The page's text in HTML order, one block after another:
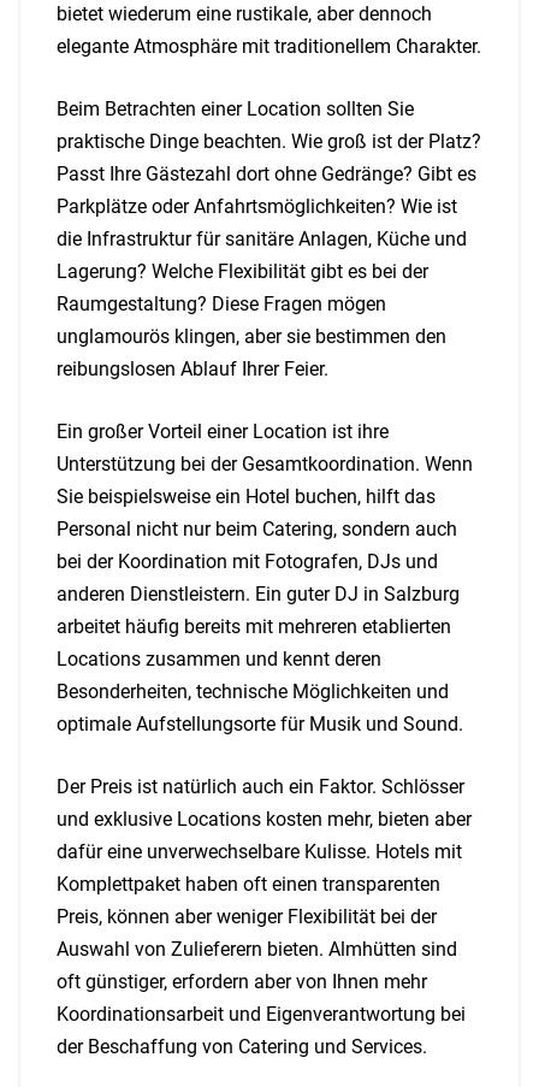
bietet wiederum eine rustikale, aber dennoch
elegante Atmosphäre mit traditionellem Charakter.
Beim Betrachten einer Location sollten Sie
praktische Dinge beachten. Wie groß ist der Platz?
Passt Ihre Gästezahl dort ohne Gedränge? Gibt es
Parkplätze oder Anfahrtsmöglichkeiten? Wie ist
die Infrastruktur für sanitäre Anlagen, Küche und
Lagerung? Welche Flexibilität gibt es bei der
Raumgestaltung? Diese Fragen mögen
unglamourös klingen, aber sie bestimmen den
reibungslosen Ablauf Ihrer Feier.
Ein großer Vorteil einer Location ist ihre
Unterstützung bei der Gesamtkoordination. Wenn
Sie beispielsweise ein Hotel buchen, hilft das
Personal nicht nur beim Catering, sondern auch
bei der Koordination mit Fotografen, DJs und
anderen Dienstleistern. Ein guter DJ in Salzburg
arbeitet häufig bereits mit mehreren etablierten
Locations zusammen und kennt deren
Besonderheiten, technische Möglichkeiten und
optimale Aufstellungsorte für Musik und Sound.
Der Preis ist natürlich auch ein Faktor. Schlösser
und exklusive Locations kosten mehr, bieten aber
dafür eine unverwechselbare Kulisse. Hotels mit
Komplettpaket haben oft einen transparenten
Preis, können aber weniger Flexibilität bei der
Auswahl von Zulieferern bieten. Almhütten sind
oft günstiger, erfordern aber von Ihnen mehr
Koordinationsarbeit und Eigenverantwortung bei
der Beschaffung von Catering und Services.